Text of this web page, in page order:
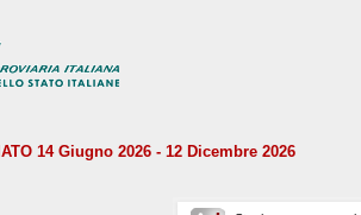
14 Giugno 2026 - 12 Dicembre 2026